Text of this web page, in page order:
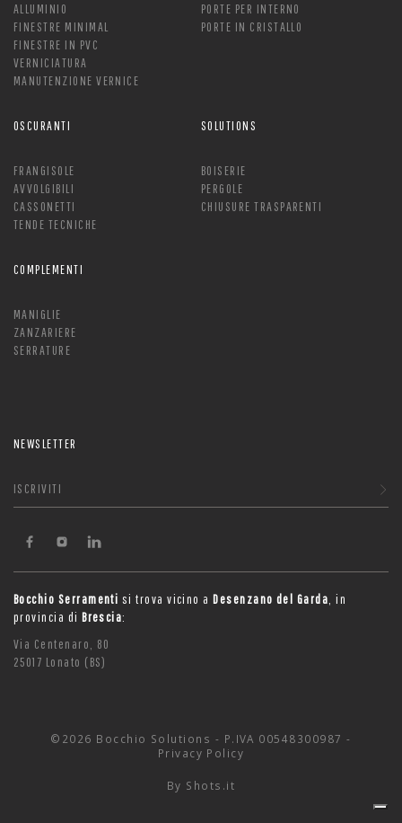
ALLUMINIO
FINESTRE MINIMAL
FINESTRE IN PVC
VERNICIATURA
MANUTENZIONE VERNICE
PORTE PER INTERNO
PORTE IN CRISTALLO
OSCURANTI
FRANGISOLE
AVVOLGIBILI
CASSONETTI
TENDE TECNICHE
SOLUTIONS
BOISERIE
PERGOLE
CHIUSURE TRASPARENTI
COMPLEMENTI
MANIGLIE
ZANZARIERE
SERRATURE
NEWSLETTER
ISCRIVITI
Bocchio Serramenti si trova vicino aDesenzano del Garda , in
provincia diBrescia:
Via Centenaro, 80
25017 Lonato (BS)
©2026 Bocchio Solutions - P.IVA 00548300987 -
Privacy Policy
By Shots.it